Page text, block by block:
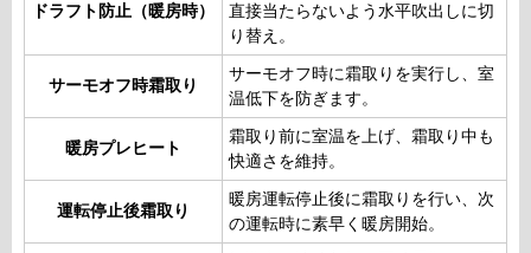
ドラフト防止（暖房時）
直接当たらないよう水平吹出しに切
り替え。
サーモオフ時霜取り
サーモオフ時に霜取りを実行し、室
温低下を防ぎます。
暖房プレヒート
霜取り前に室温を上げ、霜取り中も
快適さを維持。
運転停止後霜取り
暖房運転停止後に霜取りを行い、次
の運転時に素早く暖房開始。